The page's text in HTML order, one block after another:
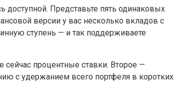
доступной. Представьте пять одинаковых
версии у вас несколько вкладов с
ступень — и так поддерживаете
процентные ставки. Второе —
с удержанием всего портфеля в коротких